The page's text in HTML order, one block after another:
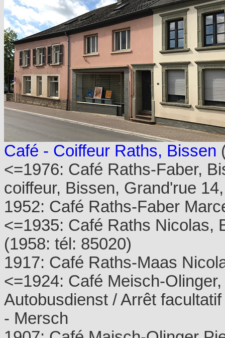
Café - Coiffeur Raths, Bissen
<=1976: Café Raths-Faber,
coiffeur, Bissen, Grand'rue
1952: Café Raths-Faber
<=1935: Café Raths Nicolas,
(1958: tél: 85020)
1917: Café Raths-Maas
<=1924: Café Meisch-
Autobusdienst / Arrêt
- Mersch